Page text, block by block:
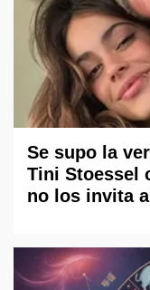
Se supo la
Tini Stoessel
no los invita